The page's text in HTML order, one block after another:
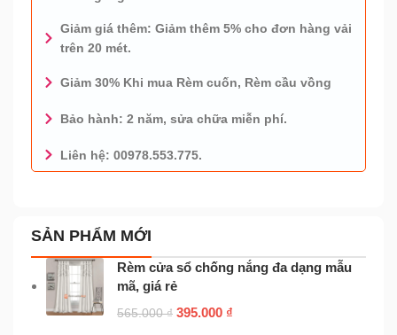
Giảm giá thêm: Giảm thêm 5% cho đơn hàng vải
trên 20 mét.
Giảm 30% Khi mua Rèm cuốn, Rèm cầu vồng
Bảo hành: 2 năm, sửa chữa miễn phí.
Liên hệ: 00978.553.775.
0978.553.775 - TƯ VẤN MIỄN PHÍ
SẢN PHẨM MỚI
Rèm cửa sổ chống nắng đa dạng mẫu
mã, giá rẻ
565.000₫ 395.000 ₫